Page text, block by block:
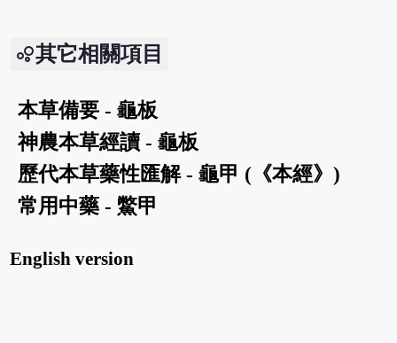
其它相關項目
本草備要 - 龜板
神農本草經讀 - 龜板
歷代本草藥性匯解 - 龜甲 (《本經》)
常用中藥 - 鱉甲
English version